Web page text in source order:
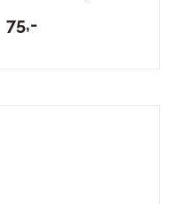
75,-